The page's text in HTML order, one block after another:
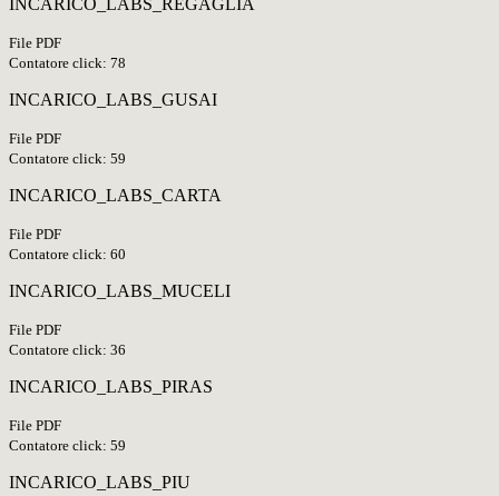
INCARICO_LABS_REGAGLIA
File PDF
Contatore click: 78
INCARICO_LABS_GUSAI
File PDF
Contatore click: 59
INCARICO_LABS_CARTA
File PDF
Contatore click: 60
INCARICO_LABS_MUCELI
File PDF
Contatore click: 36
INCARICO_LABS_PIRAS
File PDF
Contatore click: 59
INCARICO_LABS_PIU